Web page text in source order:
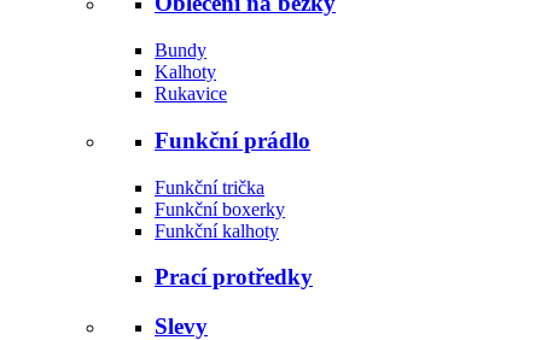
Bundy
Kalhoty
Rukavice
Funkční prádlo
Funkční trička
Funkční boxerky
Funkční kalhoty
Prací protředky
Slevy